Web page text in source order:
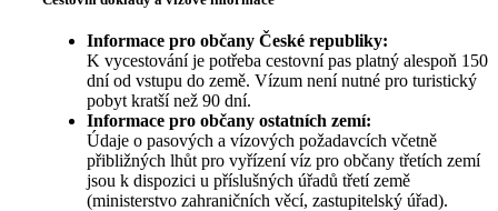
Informace pro občany České republiky:
K vycestování je potřeba cestovní pas platný alespoň 150
dní od vstupu do země. Vízum není nutné pro turistický
pobyt kratší než 90 dní.
Informace pro občany ostatních zemí:
Údaje o pasových a vízových požadavcích včetně
přibližných lhůt pro vyřízení víz pro občany třetích zemí
jsou k dispozici u příslušných úřadů třetí země
(ministerstvo zahraničních věcí, zastupitelský úřad).